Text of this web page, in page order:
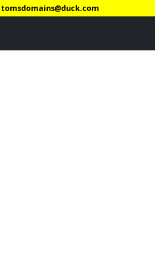
tomsdomains@duck.com